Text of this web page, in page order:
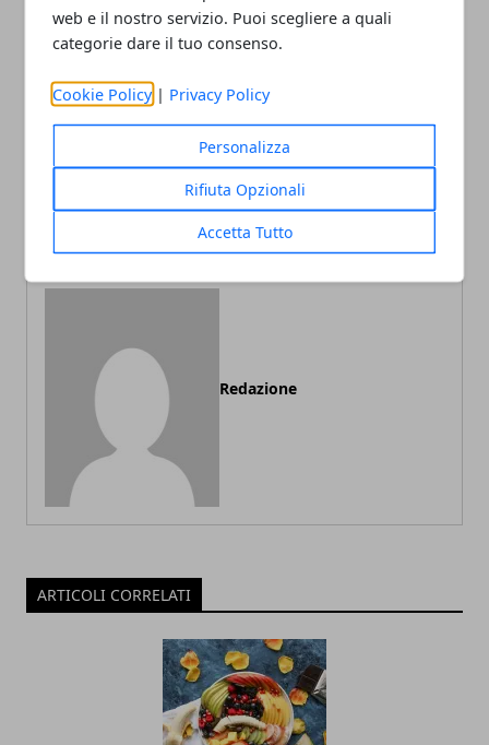
web e il nostro servizio. Puoi scegliere a quali
categorie dare il tuo consenso.
Cookie Policy | Privacy Policy
Personalizza
Rifiuta Opzionali
Accetta Tutto
Facebook
TwitterWhatsapp
Articolo Precedente
3 consigli per donne in
gravidanza
Articolo Successivo
comprando tutto online
Redazione
ARTICOLI CORRELATI